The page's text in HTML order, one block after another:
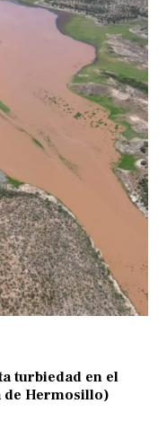
turbiedad en el
de Hermosillo)